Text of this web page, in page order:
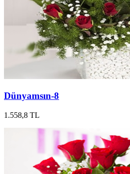
Dünyamsın-8
1.558,8 TL